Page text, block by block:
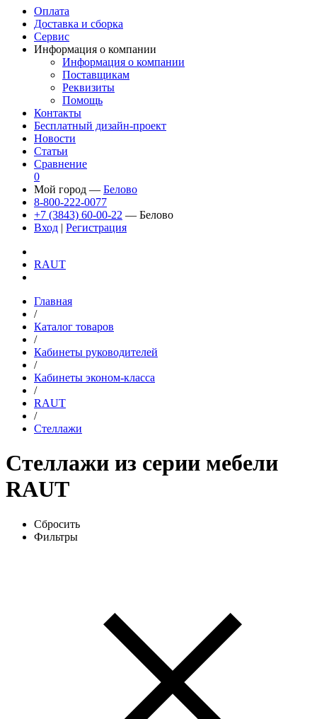
Оплата
Доставка и сборка
Сервис
Информация о компании
Информация о компании
Поставщикам
Реквизиты
Помощь
Контакты
Бесплатный дизайн-проект
Новости
Статьи
Сравнение
0
Мой город — Белово
8-800-222-0077
+7 (3843) 60-00-22 — Белово
Вход | Регистрация
RAUT
Главная
/
Каталог товаров
/
Кабинеты руководителей
/
Кабинеты эконом-класса
/
RAUT
/
Стеллажи
Стеллажи из серии мебели
RAUT
Сбросить
Фильтры